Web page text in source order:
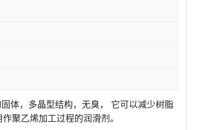
体，多晶型结构，无臭， 它可以减少树脂
聚乙烯加工过程的润滑剂。